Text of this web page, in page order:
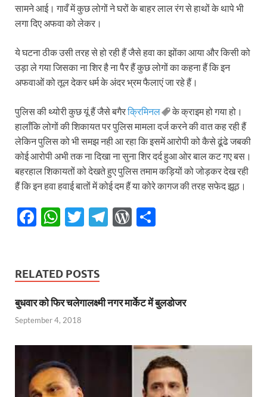
सामने आई। गावँ में कुछ लोगों ने घरों के बाहर लाल रंग से हाथों के थापे भी
लगा दिए अफवा को लेकर।
ये घटना ठीक उसी तरह से हो रही हैं जैसे हवा का झोंका आया और किसी को
उड़ा ले गया जिसका ना शिर है ना पैर हैं कुछ लोगों का कहना हैं कि इन
अफवाओं को तूल देकर धर्म के अंदर भ्रम फैलाएं जा रहे हैं।
पुलिस की थ्योरी कुछ यूं हैं जैसे बगैरक्रिमिनल
के क्राइम हो गया हो।
हालाँकि लोगों की शिकायत पर पुलिस मामला दर्ज करने की वात कह रही हैं
लेकिन पुलिस को भी समझ नही आ रहा कि इसमें आरोपी को कैसे ढूंढे जबकी
कोई आरोपी अभी तक ना दिखा ना सुना शिर दर्द हुआ ओर बाल कट गए बस।
बहरहाल शिकायतों को देखते हुए पुलिस तमाम कड़ियों को जोड़कर देख रही
हैं कि इन हवा हवाई बातों में कोई दम हैं या कोरे कागज की तरह सफेद झूठ।⁠⁠⁠⁠
F
b
o
o
W
s
A
p
T
er
T
a
m
W
re
ss
RELATED POSTS
बुधवार को फिर चलेगालक्ष्मी नगर मार्केट में बुलडोजर
September 4, 2018